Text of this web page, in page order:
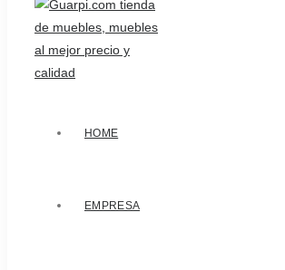
HOME
EMPRESA